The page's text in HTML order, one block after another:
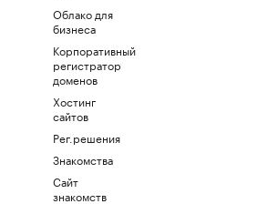
Облако для
бизнеса
Корпоративный
регистратор
доменов
Хостинг
сайтов
Рег.решения
Знакомства
Сайт
знакомств